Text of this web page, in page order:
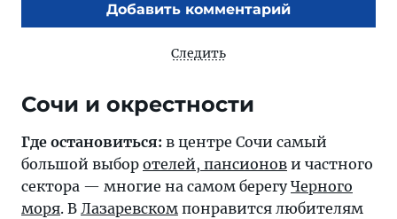
Добавить комментарий
Следить
Где остановиться: в центре Сочи самый
большой выбор отелей, пансионов и частного
сектора — многие на самом берегуЧерного
моря. В Лазаревском понравится любителям